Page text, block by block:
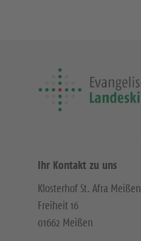
Ihr Kontakt zu uns
Klosterhof St. Afra Meißen
Freiheit 16
01662 Meißen